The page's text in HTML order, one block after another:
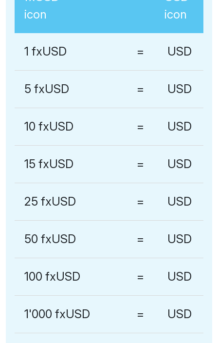
1 fxUSD = USD
5 fxUSD = USD
10 fxUSD = USD
15 fxUSD = USD
25 fxUSD = USD
50 fxUSD = USD
100 fxUSD = USD
1'000 fxUSD = USD